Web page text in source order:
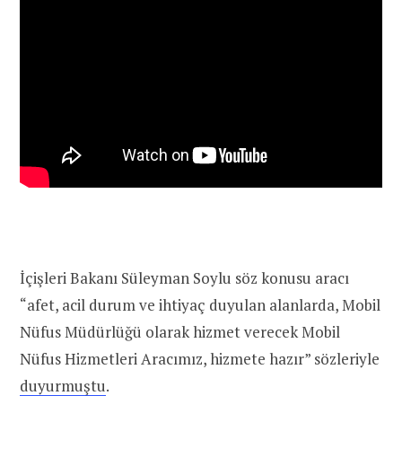
İçişleri Bakanı Süleyman Soylu söz konusu aracı
“afet, acil durum ve ihtiyaç duyulan alanlarda, Mobil
Nüfus Müdürlüğü olarak hizmet verecek Mobil
Nüfus Hizmetleri Aracımız, hizmete hazır” sözleriyle
duyurmuştu.